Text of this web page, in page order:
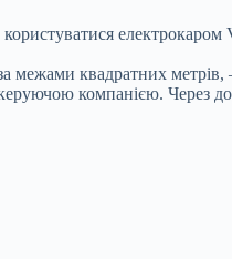
межами квадратних
компанією. Через